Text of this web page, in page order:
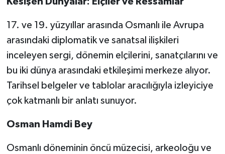
17. ve 19. yüzyıllar arasında Osmanlı ile Avrupa
arasındaki diplomatik ve sanatsal ilişkileri
inceleyen sergi, dönemin elçilerini, sanatçılarını ve
bu iki dünya arasındaki etkileşimi merkeze alıyor.
Tarihsel belgeler ve tablolar aracılığıyla izleyiciye
çok katmanlı bir anlatı sunuyor.
Osman Hamdi Bey
Osmanlı döneminin öncü müzecisi, arkeoloğu ve